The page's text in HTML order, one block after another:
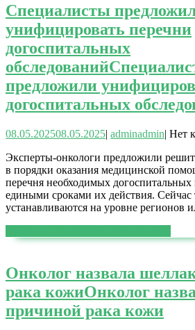
Специалисты
унифицировать перечни
догоспитальных
обследований
предложили
догоспитальных
08.05.202508.05.2025| adminadmin| Нет
Эксперты-онкологи предложили
в порядки оказания медицинской
перечня необходимых догоспитальных
едиными сроками их действия. Сейчас
устанавливаются на уровне регионов
Онколог назвала
рака кожиОнколог
причиной рака кожи